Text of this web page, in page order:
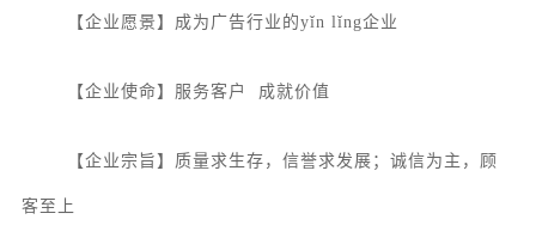
【企业愿景】成为广告行业的yǐn lǐng企业
【企业使命】服务客户 成就价值
【企业宗旨】质量求生存，信誉求发展；诚信为主，顾
客至上